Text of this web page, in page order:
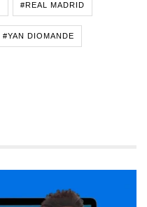
#REAL MADRID
#YAN DIOMANDE